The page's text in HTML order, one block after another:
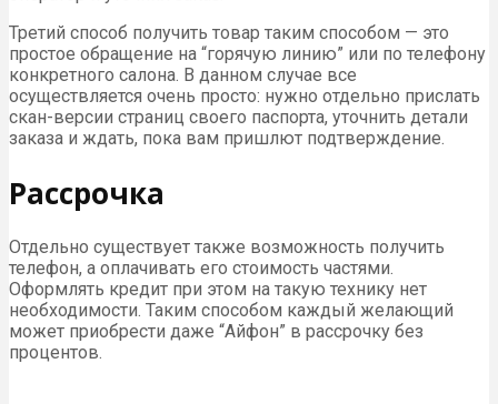
Третий способ получить товар таким способом — это
простое обращение на “горячую линию” или по телефону
конкретного салона. В данном случае все
осуществляется очень просто: нужно отдельно прислать
скан-версии страниц своего паспорта, уточнить детали
заказа и ждать, пока вам пришлют подтверждение.
Рассрочка
Отдельно существует также возможность получить
телефон, а оплачивать его стоимость частями.
Оформлять кредит при этом на такую технику нет
необходимости. Таким способом каждый желающий
может приобрести даже “Айфон” в рассрочку без
процентов.